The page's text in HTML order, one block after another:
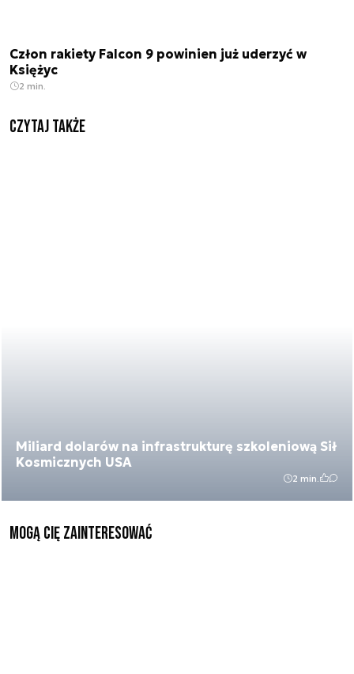
Człon rakiety Falcon 9 powinien już uderzyć w
Księżyc
2 min.
Czytaj także
Miliard dolarów na infrastrukturę szkoleniową Sił
Kosmicznych USA
2 min.
Mogą Cię zainteresować